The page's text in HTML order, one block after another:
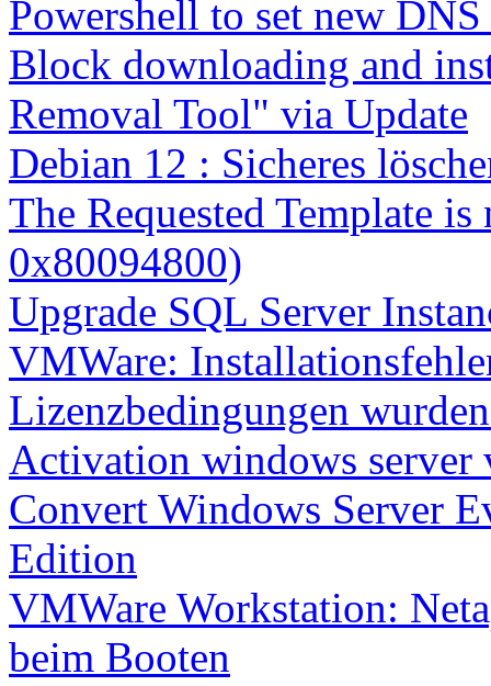
Powershell to set new
Block downloading and
Removal Tool" via Update
Debian 12 : Sicheres
The Requested Template
0x80094800)
Upgrade SQL Server
VMWare:
Lizenzbedingungen
Activation windows server
Convert Windows Server
Edition
VMWare Workstation:
beim Booten